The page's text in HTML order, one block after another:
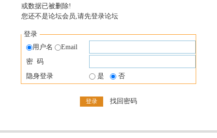
或数据已被删除!
您还不是论坛会员,请先登录论坛
登录
用户名
Email
密 码
隐身登录
是 否
找回密码